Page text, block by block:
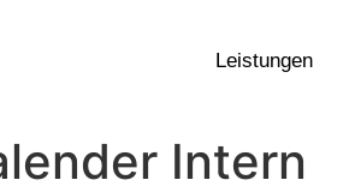
Leistungen
Intern